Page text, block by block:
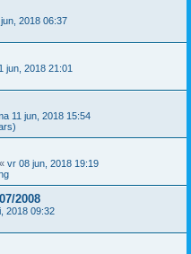
2018 06:37
jun, 2018 21:01
11 jun, 2018 15:54
« vr 08 jun, 2018 19:19
2008
2018 09:32